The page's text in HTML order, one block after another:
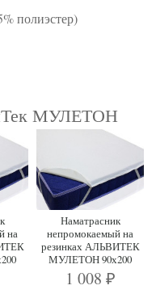
полиэстер)
МУЛЕТОН
на
Наматрасник
непромокаемый на
резинках АЛЬВИТЕК
МУЛЕТОН 90х200
1 008 ₽